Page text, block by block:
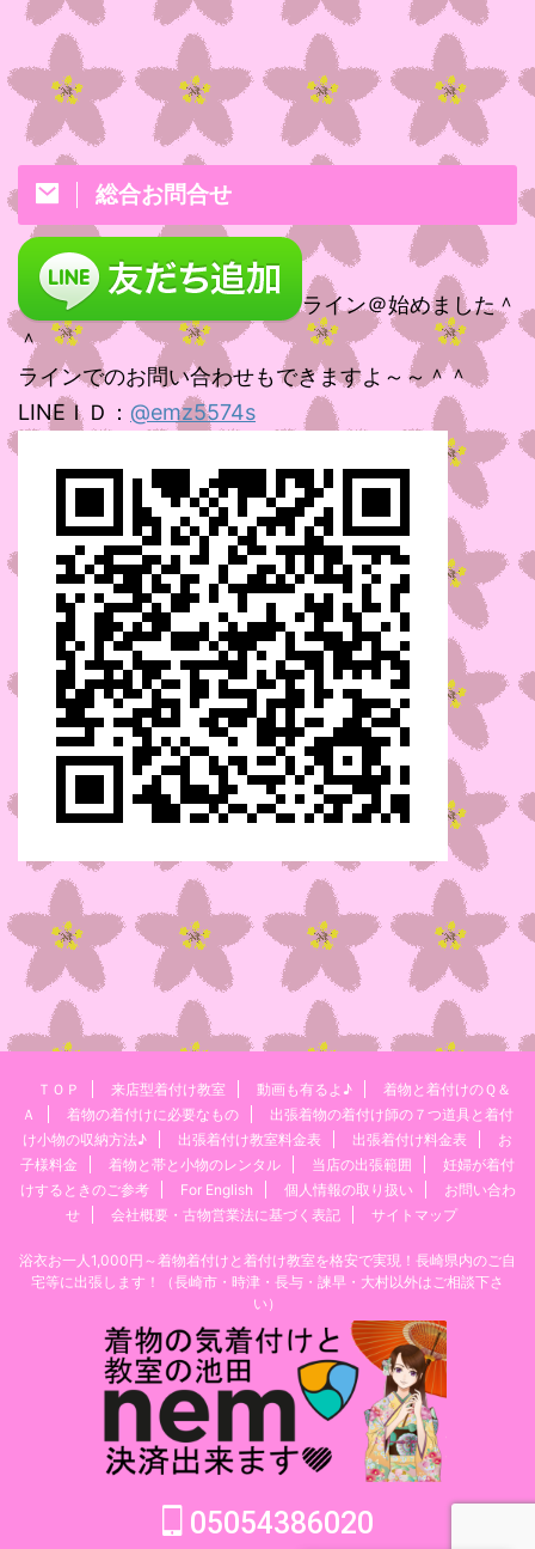
総合お問合せ
ライン＠始めました＾
＾
ラインでのお問い合わせもできますよ～～＾＾
LINEＩＤ： @emz5574s
ＴＯＰ 来店型着付け教室 動画も有るよ♪
着物と着付けのＱ＆
Ａ
着物の着付けに必要なもの
出張着物の着付け師の７つ道具と着付
け小物の収納方法♪
出張着付け教室料金表 出張着付け料金表
お
子様料金
着物と帯と小物のレンタル 当店の出張範囲
妊婦が着付
けするときのご参考
For English 個人情報の取り扱い
お問い合わ
せ
会社概要・古物営業法に基づく表記 サイトマップ
浴衣お一人1,000円～着物着付けと着付け教室を格安で実現！長崎県内のご自
宅等に出張します！（長崎市・時津・長与・諫早・大村以外はご相談下さ
い）
05054386020